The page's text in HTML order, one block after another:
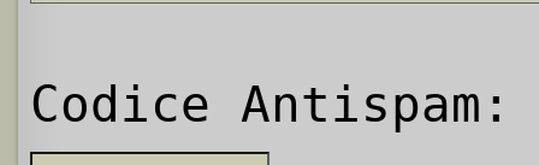
Codice Antispam: